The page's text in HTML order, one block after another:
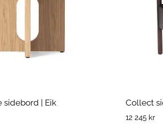
sidebord | Eik Collect
12 245 kr